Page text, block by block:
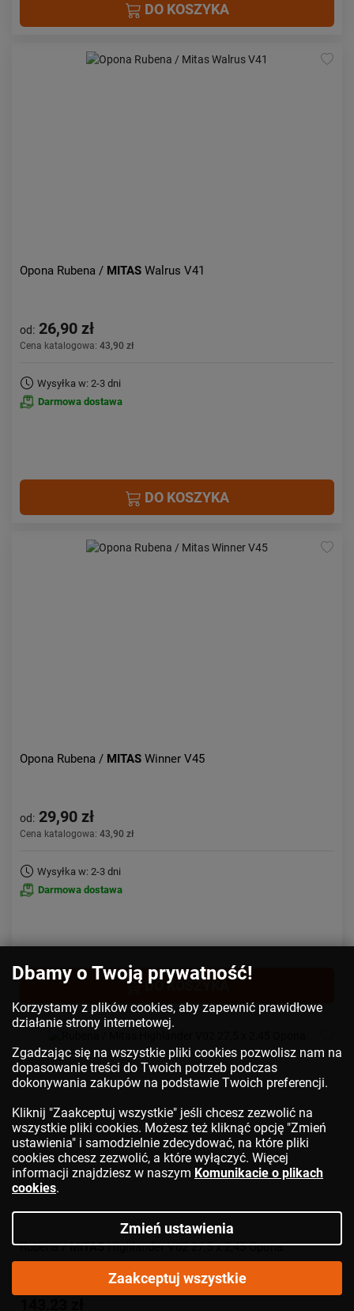
DO KOSZYKA
Opona Rubena / MITAS Walrus V41
od: 26,90 zł
Cena katalogowa: 43,90 zł
Wysyłka w: 2-3 dni
Darmowa dostawa
DO KOSZYKA
Opona Rubena / MITAS Winner V45
od: 29,90 zł
Cena katalogowa: 43,90 zł
Wysyłka w: 2-3 dni
Darmowa dostawa
DO KOSZYKA
Rubena /MITASHighlander V02 27,5 x 2,45 Opona
Dbamy o Twoją prywatność!
Korzystamy z plików cookies, aby zapewnić prawidłowe
działanie strony internetowej.
Zgadzając się na wszystkie pliki cookies pozwolisz nam na
dopasowanie treści do Twoich potrzeb podczas
dokonywania zakupów na podstawie Twoich preferencji.
Kliknij "Zaakceptuj wszystkie" jeśli chcesz zezwolić na
wszystkie pliki cookies. Możesz też kliknąć opcję "Zmień
ustawienia" i samodzielnie zdecydować, na które pliki
cookies chcesz zezwolić, a które wyłączyć. Więcej
informacji znajdziesz w naszym Komunikacie o plikach
cookies.
Zmień ustawienia
Zaakceptuj wszystkie